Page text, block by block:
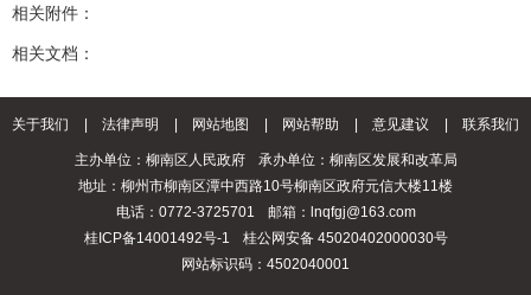
相关附件：
相关文档：
关于我们 | 法律声明 | 网站地图 | 网站帮助 | 意见建议 | 联系我们
主办单位：柳南区人民政府
承办单位：柳南区发展和改革局
地址：柳州市柳南区潭中西路10号柳南区政府元信大楼11楼
电话：0772-3725701
邮箱：lnqfgj@163.com
桂ICP备14001492号-1
桂公网安备 45020402000030号
网站标识码：4502040001